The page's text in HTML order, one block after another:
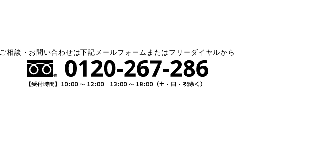
ご相談・お問い合わせは下記メールフォームまたはフリーダイヤルから